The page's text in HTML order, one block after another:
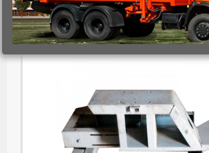
Рама КО-505А.02.01.000